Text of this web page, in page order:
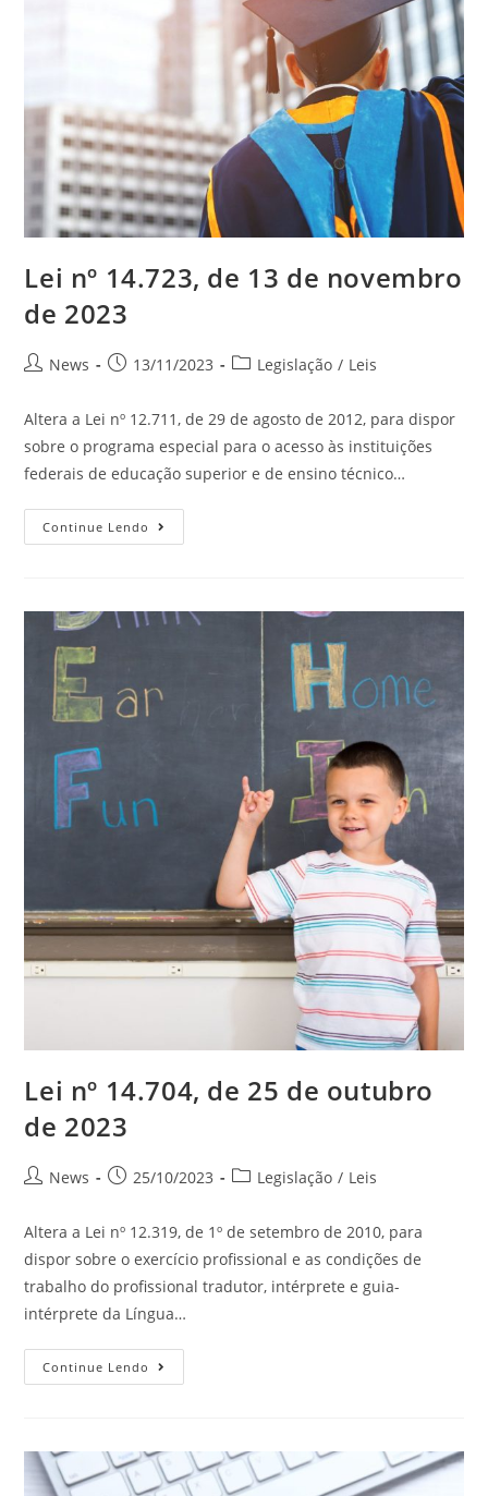
Lei nº 14.723, de 13 de novembro
de 2023
News 13/11/2023 Legislação / Leis
Altera a Lei nº 12.711, de 29 de agosto de 2012, para dispor
sobre o programa especial para o acesso às instituições
federais de educação superior e de ensino técnico…
Continue Lendo
Lei nº 14.704, de 25 de outubro
de 2023
News 25/10/2023 Legislação / Leis
Altera a Lei nº 12.319, de 1º de setembro de 2010, para
dispor sobre o exercício profissional e as condições de
trabalho do profissional tradutor, intérprete e guia-
intérprete da Língua…
Continue Lendo